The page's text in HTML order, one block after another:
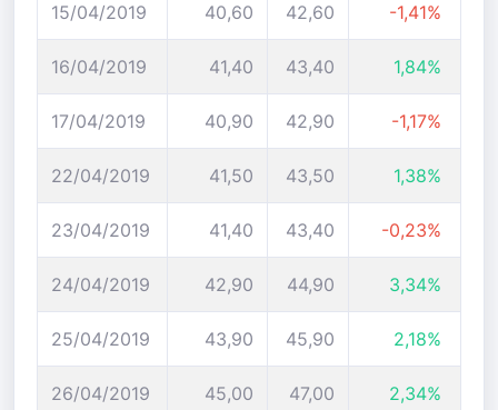
15/04/2019 40,60 42,60 -1,41%
16/04/2019 41,40 43,40 1,84%
17/04/2019 40,90 42,90 -1,17%
22/04/2019 41,50 43,50 1,38%
23/04/2019 41,40 43,40 -0,23%
24/04/2019 42,90 44,90 3,34%
25/04/2019 43,90 45,90 2,18%
26/04/2019 45,00 47,00 2,34%